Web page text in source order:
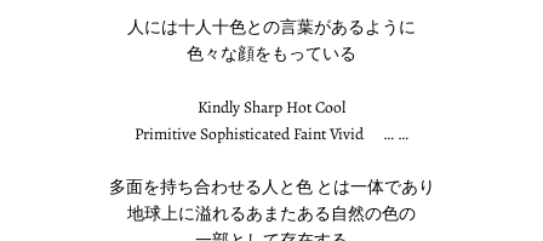
人には十人十色との言葉があるように
色々な顔をもっている
Kindly Sharp Hot Cool
Primitive Sophisticated Faint Vivid … …
多面を持ち合わせる人と色 とは一体であり
地球上に溢れるあまたある自然の色の